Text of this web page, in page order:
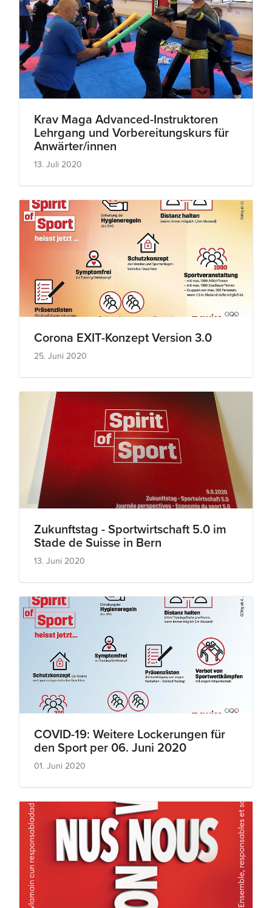
Krav Maga Advanced-Instruktoren
Lehrgang und Vorbereitungskurs für
Anwärter/innen
13. Juli 2020
Corona EXIT-Konzept Version 3.0
25. Juni 2020
Zukunftstag - Sportwirtschaft 5.0 im
Stade de Suisse in Bern
13. Juni 2020
COVID-19: Weitere Lockerungen für
den Sport per 06. Juni 2020
01. Juni 2020